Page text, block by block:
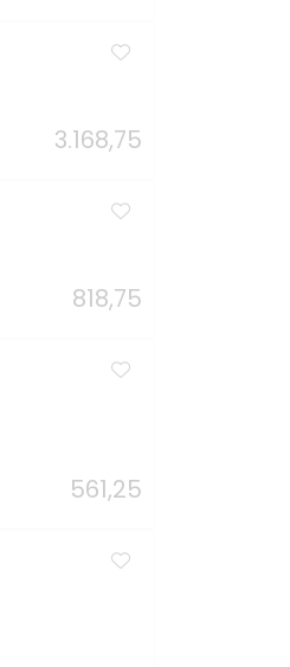
3.168,75
818,75
561,25